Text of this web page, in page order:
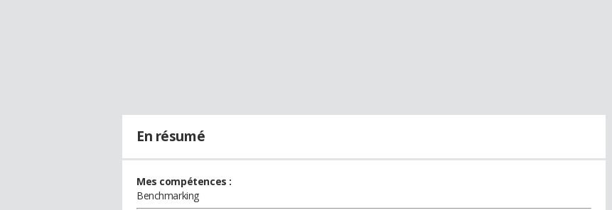
En résumé
Mes compétences :
Benchmarking